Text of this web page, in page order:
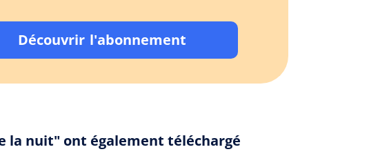
Découvrir l'abonnement
la nuit" ont également téléchargé